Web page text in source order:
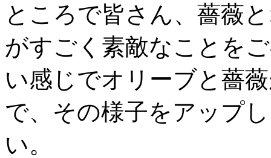
ところで皆さん、薔薇
がすごく素敵なことを
い感じでオリーブと薔
で、その様子をアップ
い。